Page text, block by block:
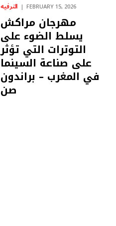
الترفيه FEBRUARY 15, 2026
مهرجان مراكش
يسلط الضوء على
التوترات التي تؤثر
على صناعة السينما
في المغرب – براندون
صن